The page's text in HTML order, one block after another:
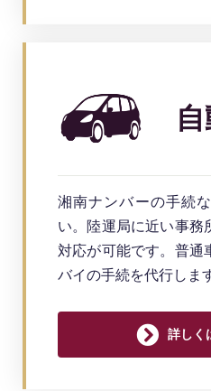
湘南ナンバーの手続
い。陸運局に近い事務
対応が可能です。普通
バイの手続を代行しま
詳しく